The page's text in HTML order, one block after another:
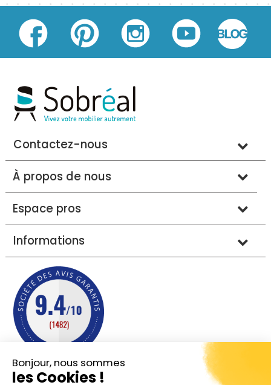
Bonjour, nous sommes
les Cookies !
Contactez-nous
À propos de nous
Espace pros
Informations
Mentions légales Conditions générales de vente